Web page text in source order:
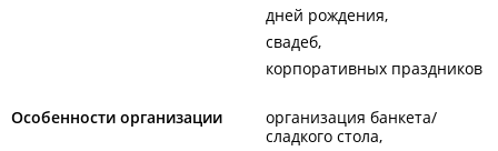
дней рождения
свадеб
корпоративных праздников
Особенности организации
организация банкета/
сладкого стола